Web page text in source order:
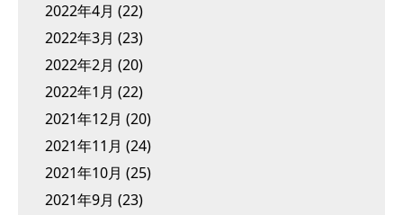
2022年4月 (22)
2022年3月 (23)
2022年2月 (20)
2022年1月 (22)
2021年12月 (20)
2021年11月 (24)
2021年10月 (25)
2021年9月 (23)